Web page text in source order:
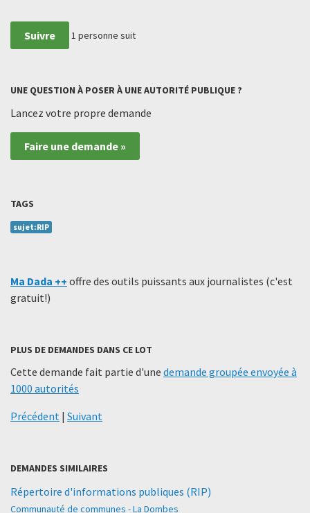
Suivre 1 personne suit
UNE QUESTION À POSER À UNE AUTORITÉ PUBLIQUE ?
Lancez votre propre demande
Faire une demande »
TAGS
sujet:RIP
Ma Dada ++ offre des outils puissants aux journalistes (c'est
gratuit!)
PLUS DE DEMANDES DANS CE LOT
Cette demande fait partie d'une demande groupée envoyée à
1000 autorités
Précédent | Suivant
DEMANDES SIMILAIRES
Répertoire d'informations publiques (RIP)
Communauté de communes - La Dombes